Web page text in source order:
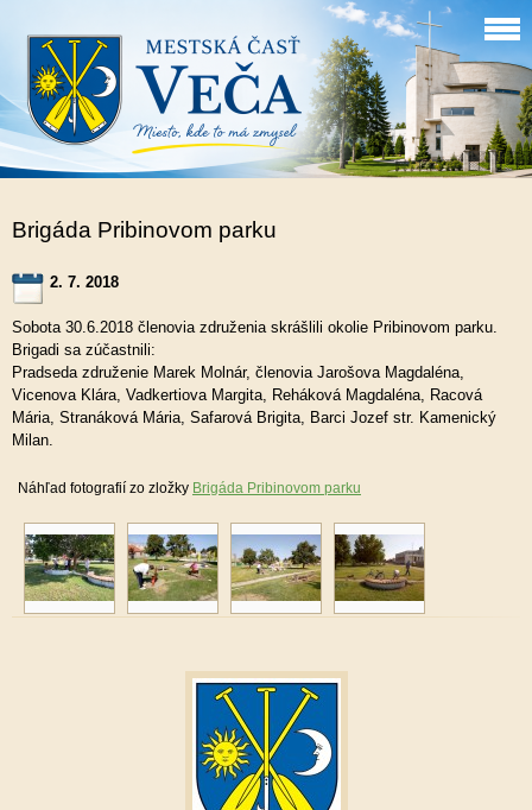
Brigáda Pribinovom parku
2. 7. 2018
Sobota 30.6.2018 členovia združenia skrášlili okolie Pribinovom parku.
Brigadi sa zúčastnili:
Pradseda združenie Marek Molnár, členovia Jarošova Magdaléna,
Vicenova Klára, Vadkertiova Margita, Reháková Magdaléna, Racová
Mária, Stranáková Mária, Safarová Brigita, Barci Jozef str. Kamenický
Milan.
Náhľad fotografií zo zložky Brigáda Pribinovom parku